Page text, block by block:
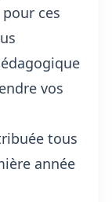
ces
vos
tous
année